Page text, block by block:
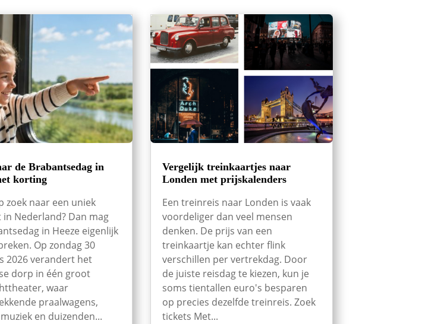
de Brabantsedag in
korting
zoek naar een uniek
in Nederland? Dan mag
in Heeze eigenlijk
Op zondag 30
2026 verandert het
dorp in één groot
waar
praalwagens,
en duizenden...
Vergelijk treinkaartjes naar
Londen met prijskalenders
Een treinreis naar Londen is vaak
voordeliger dan veel mensen
denken. De prijs van een
treinkaartje kan echter flink
verschillen per vertrekdag. Door
de juiste reisdag te kiezen, kun je
soms tientallen euro's besparen
op precies dezelfde treinreis. Zoek
tickets Met...